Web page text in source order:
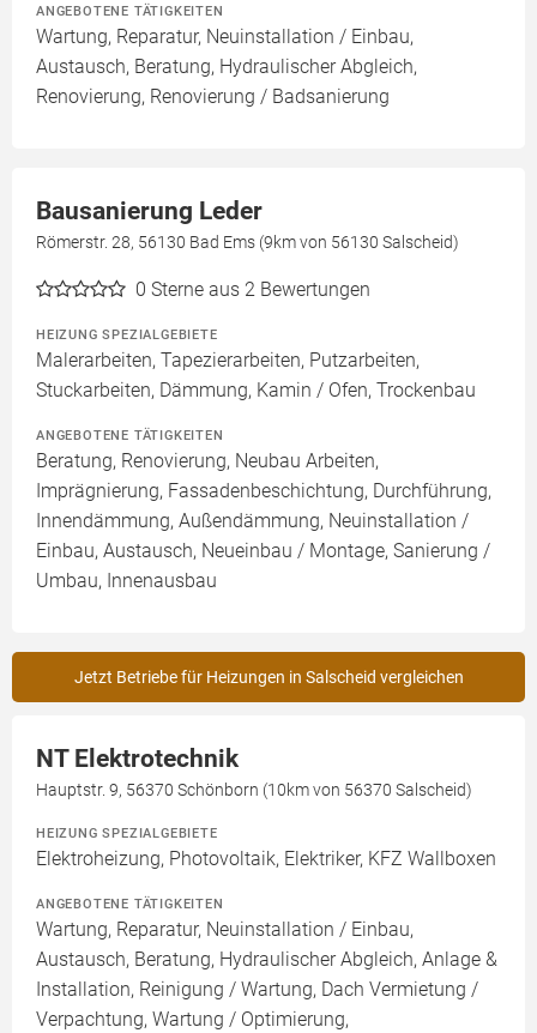
ANGEBOTENE TÄTIGKEITEN
Wartung, Reparatur, Neuinstallation / Einbau,
Austausch, Beratung, Hydraulischer Abgleich,
Renovierung, Renovierung / Badsanierung
Bausanierung Leder
Römerstr. 28, 56130 Bad Ems (9km von 56130 Salscheid)
0 Sterne aus 2 Bewertungen
HEIZUNG SPEZIALGEBIETE
Malerarbeiten, Tapezierarbeiten, Putzarbeiten,
Stuckarbeiten, Dämmung, Kamin / Ofen, Trockenbau
ANGEBOTENE TÄTIGKEITEN
Beratung, Renovierung, Neubau Arbeiten,
Imprägnierung, Fassadenbeschichtung, Durchführung,
Innendämmung, Außendämmung, Neuinstallation /
Einbau, Austausch, Neueinbau / Montage, Sanierung /
Umbau, Innenausbau
Jetzt Betriebe für Heizungen in Salscheid vergleichen
NT Elektrotechnik
Hauptstr. 9, 56370 Schönborn (10km von 56370 Salscheid)
HEIZUNG SPEZIALGEBIETE
Elektroheizung, Photovoltaik, Elektriker, KFZ Wallboxen
ANGEBOTENE TÄTIGKEITEN
Wartung, Reparatur, Neuinstallation / Einbau,
Austausch, Beratung, Hydraulischer Abgleich, Anlage &
Installation, Reinigung / Wartung, Dach Vermietung /
Verpachtung, Wartung / Optimierung,